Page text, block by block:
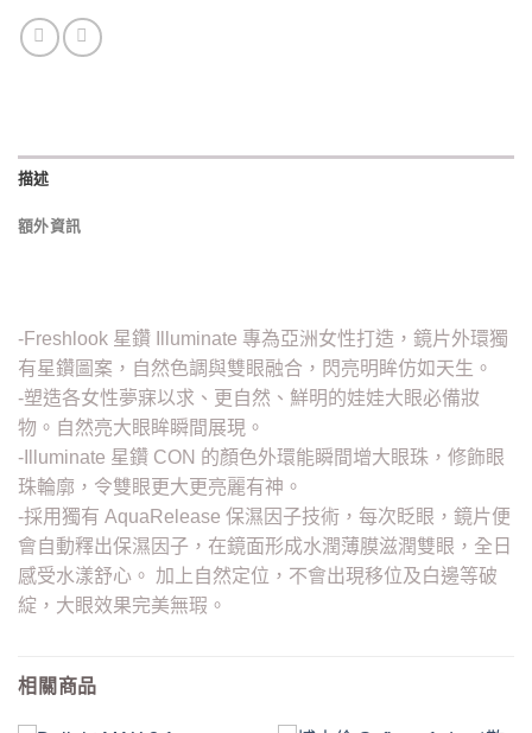
描述
額外資訊
-Freshlook 星鑽 Illuminate 專為亞洲女性打造，鏡片外環獨
有星鑽圖案，自然色調與雙眼融合，閃亮明眸仿如天生。
-塑造各女性夢寐以求、更自然、鮮明的娃娃大眼必備妝
物。自然亮大眼眸瞬間展現。
-Illuminate 星鑽 CON 的顏色外環能瞬間增大眼珠，修飾眼
珠輪廓，令雙眼更大更亮麗有神。
-採用獨有 AquaRelease 保濕因子技術，每次眨眼，鏡片便
會自動釋出保濕因子，在鏡面形成水潤薄膜滋潤雙眼，全日
感受水漾舒心。 加上自然定位，不會出現移位及白邊等破
綻，大眼效果完美無瑕。
相關商品